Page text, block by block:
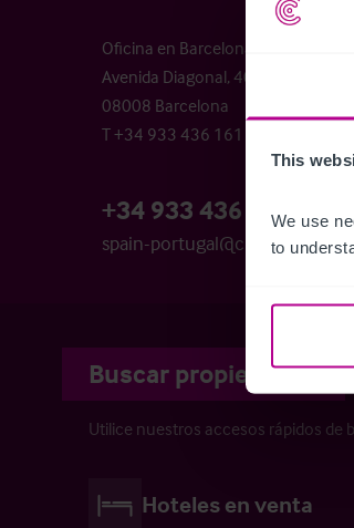
This
We use
to
Oficina en Barcelona
Avenida Diagonal, 409, 5º B
08008 Barcelona
T +34 933 436 161
+34 933 436 161
spain-portugal@christie.com
Buscar propiedades
Utilice nuestros accesos rápidos de
Hoteles en venta